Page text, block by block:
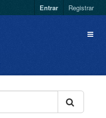
Entrar Registrar